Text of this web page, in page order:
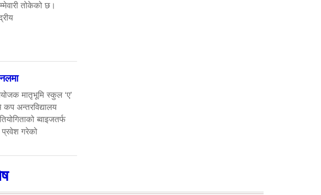
तोकेको छ।
मातृभूमि स्कुल ‘ए’
कप अन्तरविद्यालय
ब्वाइजतर्फ
प्रवेश गरेको